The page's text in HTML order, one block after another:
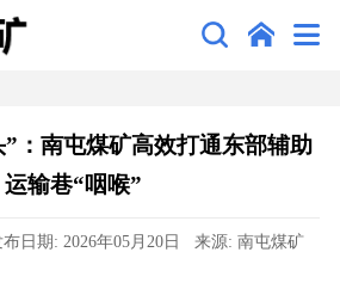
：南屯煤矿高效打通东部辅助
运输巷“咽喉”
日期: 2026年05月20日 来源: 南屯煤矿